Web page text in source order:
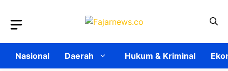
Nasional Daerah Hukum & Kriminal